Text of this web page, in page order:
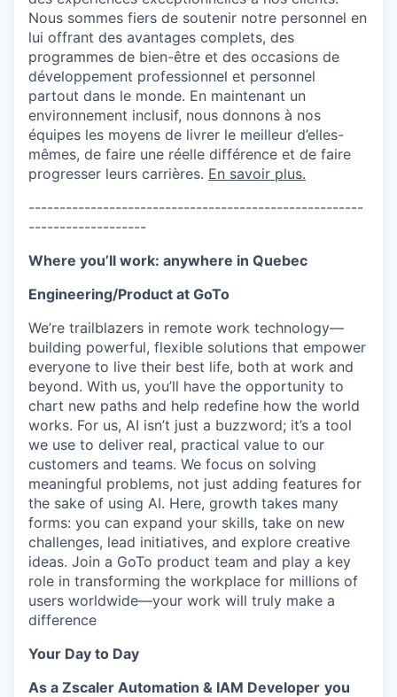
Nous sommes fiers de soutenir notre personnel en
lui offrant des avantages complets, des
programmes de bien-être et des occasions de
développement professionnel et personnel
partout dans le monde. En maintenant un
environnement inclusif, nous donnons à nos
équipes les moyens de livrer le meilleur d’elles-
mêmes, de faire une réelle différence et de faire
progresser leurs carrières. En savoir plus.
------------------------------------------------------
-------------------
Where you’ll work: anywhere in Quebec
Engineering/Product at GoTo
We’re trailblazers in remote work technology—
building powerful, flexible solutions that empower
everyone to live their best life, both at work and
beyond. With us, you’ll have the opportunity to
chart new paths and help redefine how the world
works. For us, AI isn’t just a buzzword; it’s a tool
we use to deliver real, practical value to our
customers and teams. We focus on solving
meaningful problems, not just adding features for
the sake of using AI. Here, growth takes many
forms: you can expand your skills, take on new
challenges, lead initiatives, and explore creative
ideas. Join a GoTo product team and play a key
role in transforming the workplace for millions of
users worldwide—your work will truly make a
difference
Your Day to Day
As a Zscaler Automation & IAM Developer you